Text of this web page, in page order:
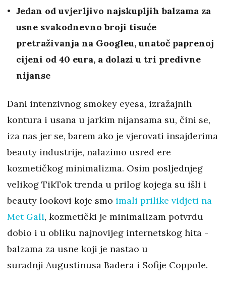
Jedan od uvjerljivo najskupljih balzama za
usne svakodnevno broji tisuće
pretraživanja na Googleu, unatoč paprenoj
cijeni od 40 eura, a dolazi u tri predivne
nijanse
Dani intenzivnog smokey eyesa, izražajnih
kontura i usana u jarkim nijansama su, čini se,
iza nas jer se, barem ako je vjerovati insajderima
beauty industrije, nalazimo usred ere
kozmetičkog minimalizma. Osim posljednjeg
velikog TikTok trenda u prilog kojega su išli i
beauty lookovi koje smo imali prilike vidjeti na
Met Gali, kozmetički je minimalizam potvrdu
dobio i u obliku najnovijeg internetskog hita -
balzama za usne koji je nastao u
suradnji Augustinusa Badera i Sofije Coppole.